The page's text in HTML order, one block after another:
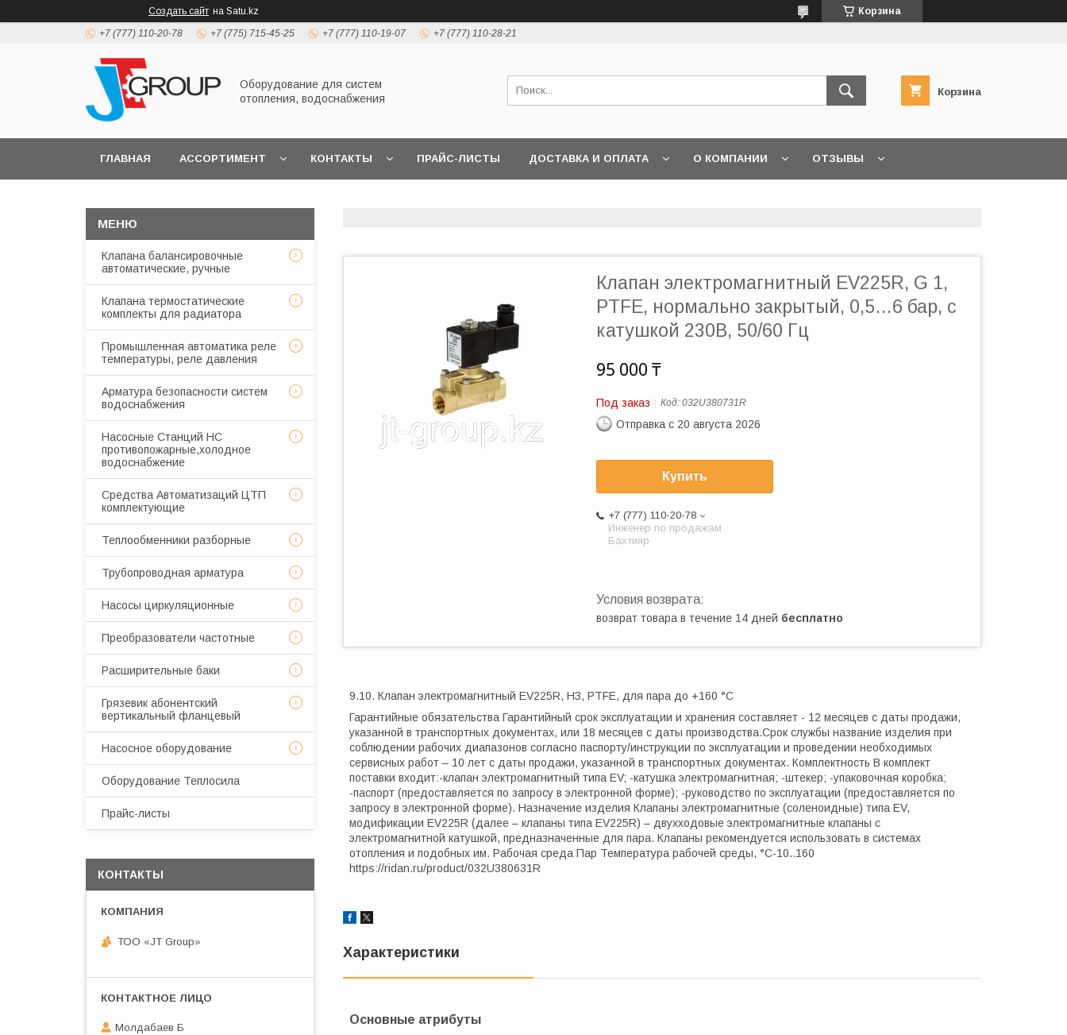
Создать сайт на Satu.kz Корзина
+7 (777) 110-20-78 +7 (775) 715-45-25 +7 (777) 110-19-07 +7 (777) 110-28-21
Оборудование для систем
отопления, водоснабжения
Корзина
ГЛАВНАЯ АССОРТИМЕНТ КОНТАКТЫ ПРАЙС-ЛИСТЫ ДОСТАВКА И ОПЛАТА О КОМПАНИИ ОТЗЫВЫ
Клапан электромагнитный EV225R, G 1,
PTFE, нормально закрытый, 0,5…6 бар, с
катушкой 230В, 50/60 Гц
95 000 ₸
Под заказ Код: 032U380731R
Отправка с 20 августа 2026
Купить
+7 (777) 110-20-78
Инженер по продажам
Бахтияр
возврат товара в течение 14 дней бесплатно
9.10. Клапан электромагнитный EV225R, НЗ, PTFE, для пара до +160 °С
Гарантийные обязательства Гарантийный срок эксплуатации и хранения составляет - 12 месяцев с даты продажи,
указанной в транспортных документах, или 18 месяцев с даты производства.Срок службы название изделия при
соблюдении рабочих диапазонов согласно паспорту/инструкции по эксплуатации и проведении необходимых
сервисных работ – 10 лет с даты продажи, указанной в транспортных документах. Комплектность В комплект
поставки входит:-клапан электромагнитный типа EV; -катушка электромагнитная; -штекер; -упаковочная коробка;
-паспорт (предоставляется по запросу в электронной форме); -руководство по эксплуатации (предоставляется по
запросу в электронной форме). Назначение изделия Клапаны электромагнитные (соленоидные) типа EV,
модификации EV225R (далее – клапаны типа EV225R) – двухходовые электромагнитные клапаны с
электромагнитной катушкой, предназначенные для пара. Клапаны рекомендуется использовать в системах
отопления и подобных им. Рабочая среда Пар Температура рабочей среды, °С-10..160
https://ridan.ru/product/032U380631R
Характеристики
Основные атрибуты
Клапана балансировочные
автоматические, ручные
Клапана термостатические
комплекты для радиатора
Промышленная автоматика реле
температуры, реле давления
Арматура безопасности систем
водоснабжения
Насосные Станций НС
противопожарные,холодное
водоснабжение
Средства Автоматизаций ЦТП
комплектующие
Теплообменники разборные
Трубопроводная арматура
Насосы циркуляционные
Преобразователи частотные
Расширительные баки
Грязевик абонентский
вертикальный фланцевый
Насосное оборудование
Оборудование Теплосила
Прайс-листы
КОНТАКТЫ
ТОО «JT Group»
Молдабаев Б